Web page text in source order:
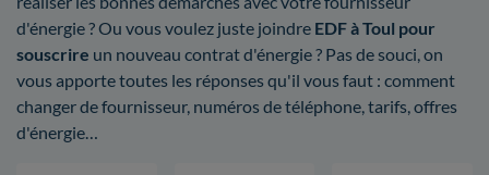
d'énergie ? Ou vous voulez juste joindre EDF à Toul pour
souscrire un nouveau contrat d'énergie ? Pas de souci, on
vous apporte toutes les réponses qu'il vous faut : comment
changer de fournisseur, numéros de téléphone, tarifs, offres
d'énergie…